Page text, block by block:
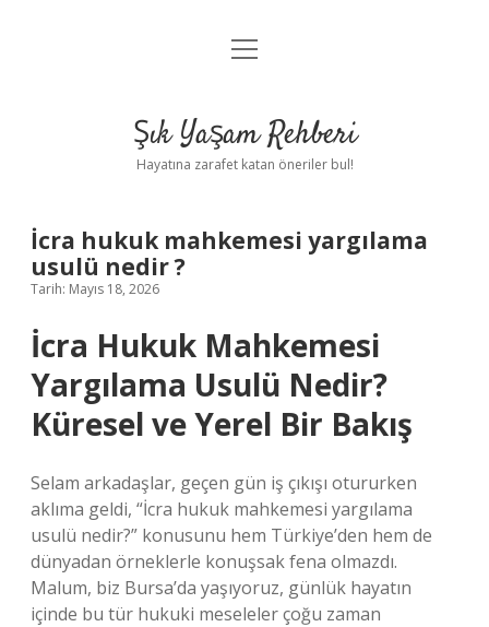
Anasayfa
Yasal Uyarı
menüyü
Şık Yaşam Rehberi
Hayatına zarafet katan öneriler bul!
İcra hukuk mahkemesi yargılama
usulü nedir ?
Tarih: Mayıs 18, 2026
İcra Hukuk Mahkemesi
Yargılama Usulü Nedir?
Küresel ve Yerel Bir Bakış
Selam arkadaşlar, geçen gün iş çıkışı otururken
aklıma geldi, “İcra hukuk mahkemesi yargılama
usulü nedir?” konusunu hem Türkiye’den hem de
dünyadan örneklerle konuşsak fena olmazdı.
Malum, biz Bursa’da yaşıyoruz, günlük hayatın
içinde bu tür hukuki meseleler çoğu zaman